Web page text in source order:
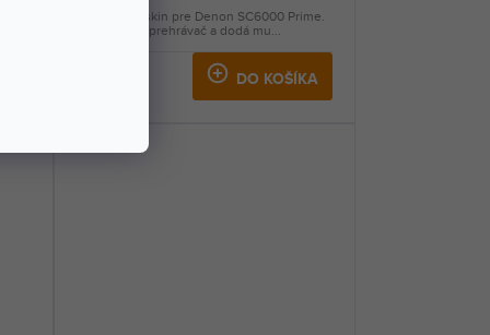
DO KOŠÍKA
Nalepovací skin pre Denon SC6000 Prime.
Ochráni váš prehrávač a dodá mu...